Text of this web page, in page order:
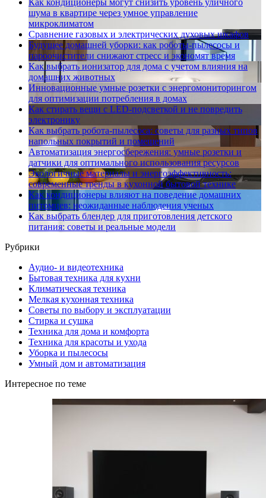
шума в квартире через умное управление
микроклиматом
Сравнение газовых и электрических духовых шкафов
Будущее домашней уборки: как роботы-пылесосы и
пароочистители снижают стресс и экономят время
Как выбрать ионизатор для дома с учетом влияния на
домашних животных
Инновационные умные розетки с энергомониторингом
для оптимизации потребления в домах
Как стирать вещи с LED-подсветкой и не повредить
электронику
Как выбрать робота-пылесоса: советы для разных типов
напольных покрытий и помещений
Автоматизация энергосбережения: умные розетки и
датчики для оптимального использования ресурсов
Экологичные материалы и энергоэффективность:
современные тренды в кухонной бытовой технике
Как кондиционеры влияют на поведение домашних
питомцев: неожиданные наблюдения ученых
Как выбрать блендер для приготовления детского
питания: советы и реальные модели
Рубрики
Аудио- и видеотехника
Бытовая техника для кухни
Климатическая техника
Мелкая кухонная техника
Советы по выбору и эксплуатации
Стирка и сушка
Техника для дома и комфорта
Техника для красоты и ухода
Уборка и пылесосы
Умный дом и автоматизация
Интересное по теме